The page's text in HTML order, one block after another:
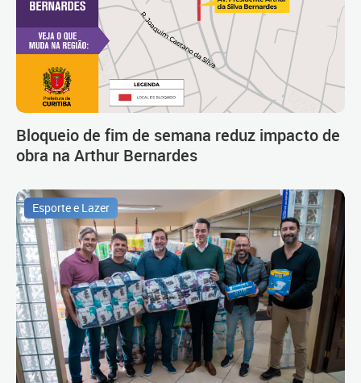
Bloqueio de fim de semana reduz impacto de
obra na Arthur Bernardes
Esporte e Lazer